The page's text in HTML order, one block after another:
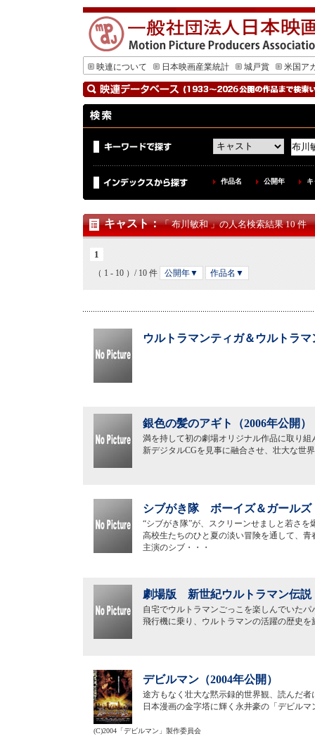
映連について 日本映画産業統計 城戸賞 米国ア
作品名 公開年
キャスト：「 布川敏和 」の人名検索結果 10 件
1
（ 1 - 10 ）/ 10 件 公開年▼ 作品名▼
ウルトラマンティガ＆ウルトラ
銀色の髪のアギト（2006年公開）
満を持して初の劇場オリジナル作品に取り
新デジタルCGを見事に融合させ、壮大な世
シブがき隊 ボーイズ＆ガールズ
“シブがき隊”が、スクリーンせましと若さ
高校生たちのひと夏の淡い冒険を通して、
主演のシブ・・・
劇場版 新世紀ウルトラマン伝説
自宅でウルトラマンごっこを楽しんでいた
飛行機に乗り、ウルトラマンの活躍の歴史
デビルマン（2004年公開）
途方もなく壮大な黙示録的世界観、読んだ
日本漫画の金字塔に輝く永井豪の「デビル
(C)2004「デビルマン」製作委員会